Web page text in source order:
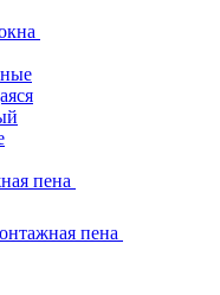
пена
пена